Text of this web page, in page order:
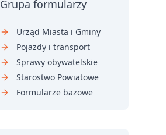
Grupa formularzy
Urząd Miasta i Gminy
Pojazdy i transport
Sprawy obywatelskie
Starostwo Powiatowe
Formularze bazowe